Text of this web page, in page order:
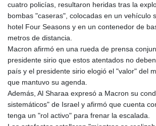
cuatro policías, resultaron heridas tras la
bombas "caseras", colocadas en un vehículo
hotel Four Seasons y en un contenedor de
metros de distancia.
Macron afirmó en una rueda de prensa
presidente sirio que estos atentados no
país y el presidente sirio elogió el "valor" del
que mantuvo su agenda.
Además, Al Sharaa expresó a Macron su
sistemáticos" de Israel y afirmó que cuenta
tenga un "rol activo" para frenar la escalada.